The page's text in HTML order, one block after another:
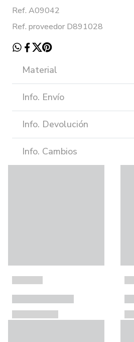
Ref. A09042
Ref. proveedor D891028
Material
Info. Envío
Info. Devolución
Info. Cambios